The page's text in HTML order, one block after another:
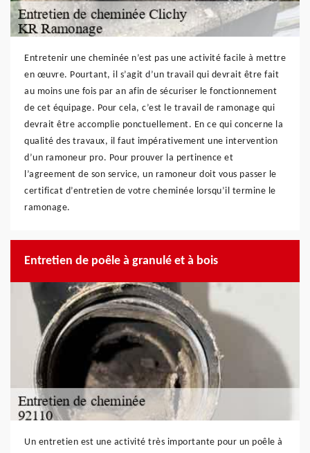
Entretenir une cheminée n’est pas une activité facile à mettre
en œuvre. Pourtant, il s’agit d’un travail qui devrait être fait
au moins une fois par an afin de sécuriser le fonctionnement
de cet équipage. Pour cela, c’est le travail de ramonage qui
devrait être accomplie ponctuellement. En ce qui concerne la
qualité des travaux, il faut impérativement une intervention
d’un ramoneur pro. Pour prouver la pertinence et
l’agreement de son service, un ramoneur doit vous passer le
certificat d’entretien de votre cheminée lorsqu’il termine le
ramonage.
Entretien de poêle à granulé et à bois
Un entretien est une activité très importante pour un poêle à